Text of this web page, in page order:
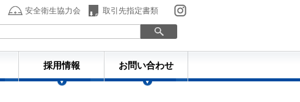
安全衛生協力会 取引先指定書類
採用情報 お問い合わせ